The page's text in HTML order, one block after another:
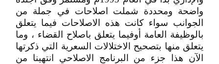
واضحة ومحددة شملت اصلاحات في جملة من
الجوانب سواء كانت هذه الاصلاحات فيما يتعلق
بالوظيفة العامة أوفيما يتعلق باصلاح القضاء ، وما
يتعلق منها بتصحيح الاختلالات السعرية التي ذكرتها
الآن هذا جزء من البرنامج الاصلاحي انتهينا من